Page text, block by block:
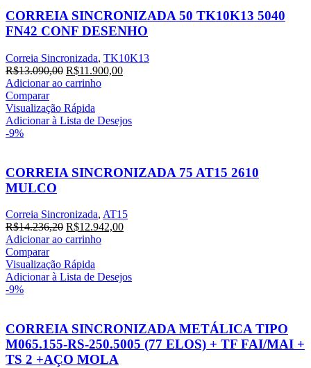
CORREIA SINCRONIZADA 50 TK10K13 5040
FN42 CONF DESENHO
Correia Sincronizada, TK10K13
R$13.090,00 O
preço
era:
R$13.090,00.
R$11.900,00O
R$11.900,00.
Adicionar ao carrinho
Comparar
Visualização Rápida
Adicionar à Lista de Desejos
-9%
CORREIA SINCRONIZADA 75 AT15 2610
MULCO
Correia Sincronizada, AT15
R$14.236,20 O
preço
era:
R$14.236,20.
R$12.942,00O
R$12.942,00.
Adicionar ao carrinho
Comparar
Visualização Rápida
Adicionar à Lista de Desejos
-9%
CORREIA SINCRONIZADA METÁLICA TIPO
M065.155-RS-250.5005 (77 ELOS) + TF FAI/MAI +
TS 2 +AÇO MOLA